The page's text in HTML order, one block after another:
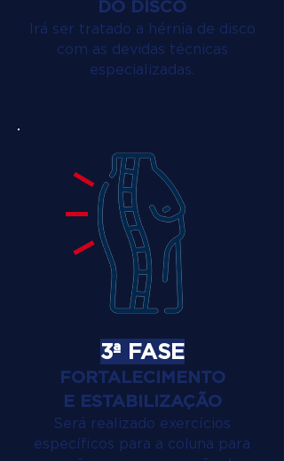
DO DISCO
Irá ser tratado a hérnia de disco
com as devidas técnicas
especializadas.
3ª FASE
FORTALECIMENTO
E ESTABILIZAÇÃO
Será realizado exercícios
específicos para a coluna para